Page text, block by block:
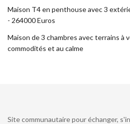
Maison T4 en penthouse avec 3
- 264000 Euros
Maison de 3 chambres avec terrains à
commodités et au calme
Site communautaire pour échanger,